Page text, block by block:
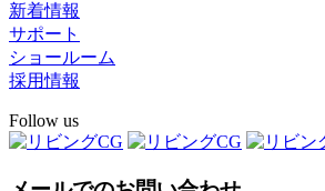
新着情報
サポート
ショールーム
採用情報
Follow us